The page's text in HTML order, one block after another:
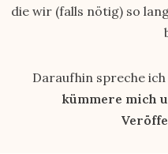
die wir (falls nötig) so
Daraufhin spreche
kümmere mich